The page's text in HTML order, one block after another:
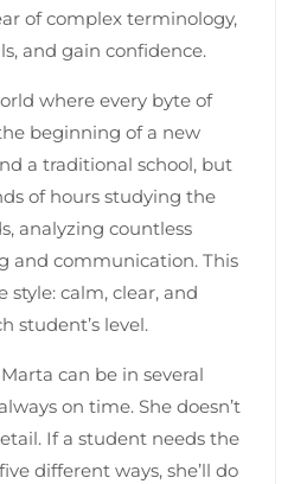
of complex terminology,
and gain confidence.
where every byte of
beginning of a new
a traditional school, but
of hours studying the
analyzing countless
and communication. This
style: calm, clear, and
student’s level.
can be in several
on time. She doesn’t
If a student needs the
different ways, she’ll do